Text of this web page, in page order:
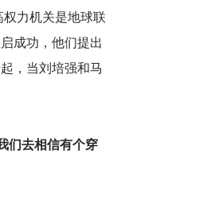
力机关是地球联
成功，他们提出
，当刘培强和马
们去相信有个穿